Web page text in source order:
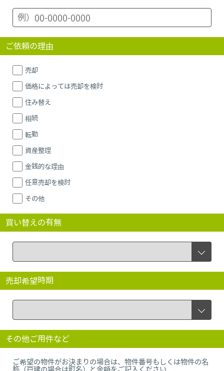
ご依頼の理由
売却
価格によっては売却を検討
住み替え
相続
転勤
資産整理
金銭的な理由
任意売却を検討
その他
買い替えの有無
売却希望時期
その他ご用件など
ご希望の物件がお決まりの場合は、物件番号もしくは物件の名
称（戸建の場合は町名）と金額をご記入ください